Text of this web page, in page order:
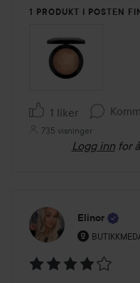
1 PRODUKT I POSTEN
1 liker
735 visninger
Logg inn for
Elinor
Brukerens